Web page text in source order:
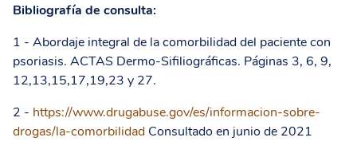
Bibliografía de consulta:
1 - Abordaje integral de la comorbilidad del paciente con
psoriasis. ACTAS Dermo-Sifiliográficas. Páginas 3, 6, 9,
12,13,15,17,19,23 y 27.
2 - https://www.drugabuse.gov/es/informacion-sobre-
drogas/la-comorbilidad Consultado en junio de 2021